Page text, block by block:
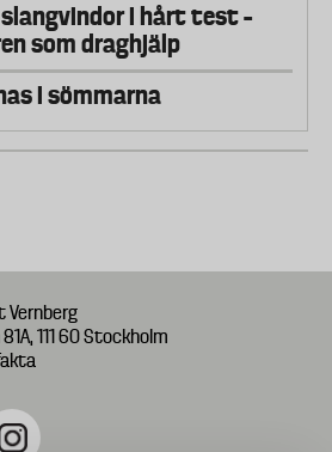
i hårt test –
som draghjälp
i sömmarna
Vernberg
111 60 Stockholm